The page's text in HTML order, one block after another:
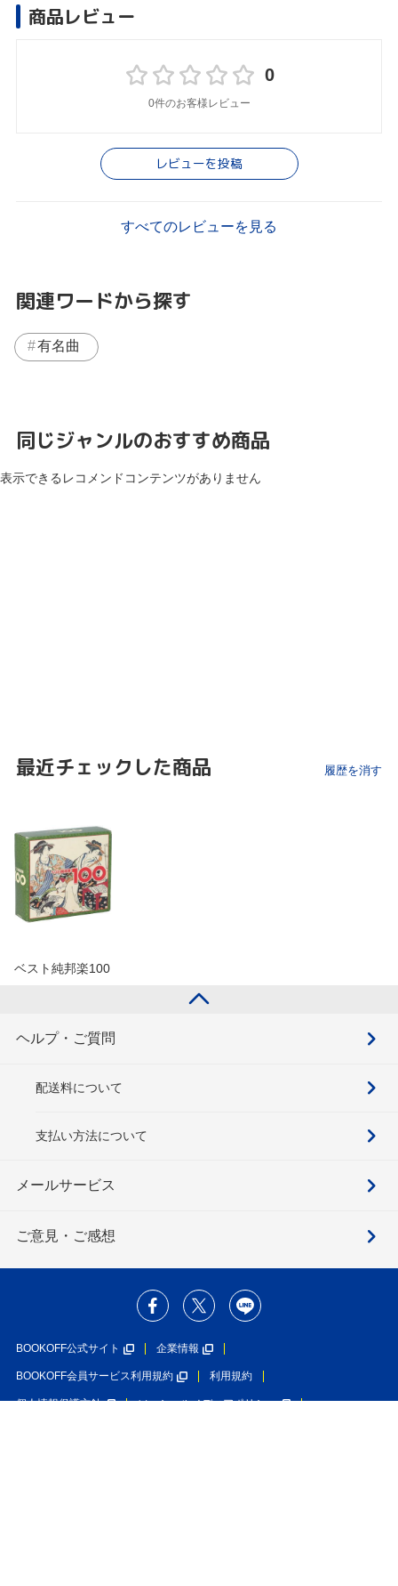
商品レビュー
0
0件のお客様レビュー
レビューを投稿
すべてのレビューを見る
関連ワードから探す
有名曲
同じジャンルのおすすめ商品
表示できるレコメンドコンテンツがありません
最近チェックした商品 履歴を消す
ベスト純邦楽100
ヘルプ・ご質問
配送料について
支払い方法について
メールサービス
ご意見・ご感想
BOOKOFF公式サイト 企業情報
BOOKOFF会員サービス利用規約 利用規約
個人情報保護方針 ソーシャルメディアポリシー